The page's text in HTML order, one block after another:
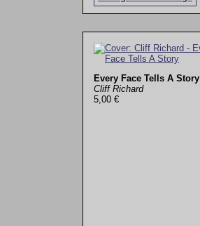
Every Face Tells A Story
Cliff Richard
5,00 €